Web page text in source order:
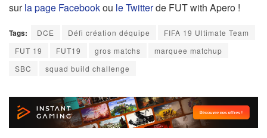
surla page Facebookou le Twitterde FUT with Apero !
Tags: DCE Défi création déquipe
FIFA 19 Ultimate Team
FUT 19
FUT19 gros matchs
marquee matchup
SBC
squad build challenge